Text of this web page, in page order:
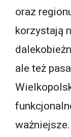
oraz
korzystają
ale też
ważniejsze.